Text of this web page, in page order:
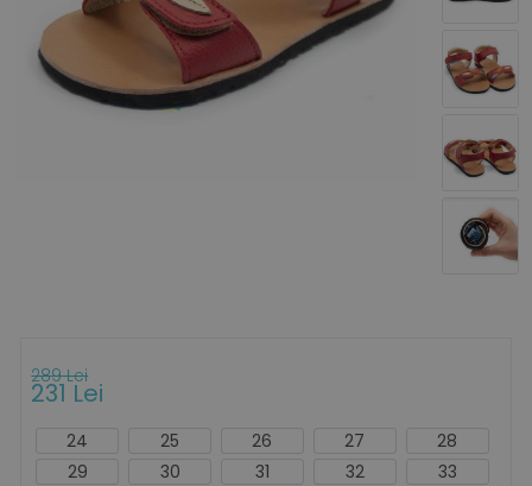
289 Lei
231 Lei
24 25 26 27
28
29
30 31 32
33